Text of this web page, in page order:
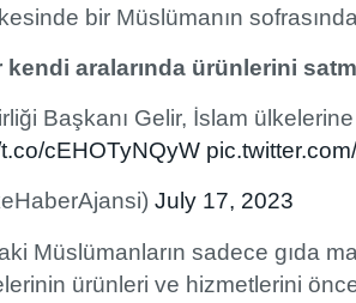
bir Müslümanın
aralarında ürünlerini
Başkanı Gelir, İslam
cEHOTyNQyW
July 17, 2023
Müslümanların sadece gıda
ürünleri ve hizmetlerini